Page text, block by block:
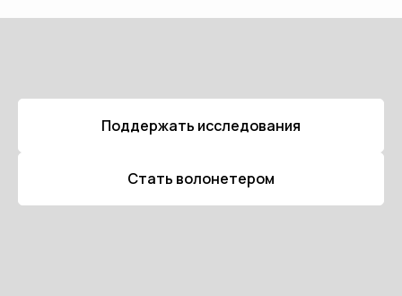
Поддержать исследования
Стать волонетером